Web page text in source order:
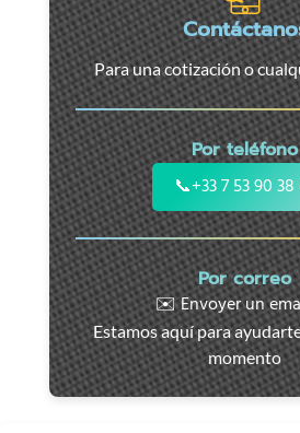
-
Servicio
24/7
para
coches,
motos
y
vehículos
utilitarios.
Intervención
rápida
en
toda
la
región
Para una cotización o
Por teléfono
📞+33 7 53 90
Por correo
✉️ Envoyer un
Estamos aquí para
momento